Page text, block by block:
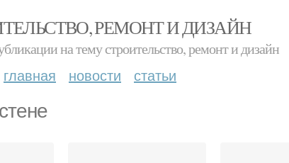
РЕМОНТ И ДИЗАЙН
на тему строительство, ремонт и дизайн
главная новости статьи